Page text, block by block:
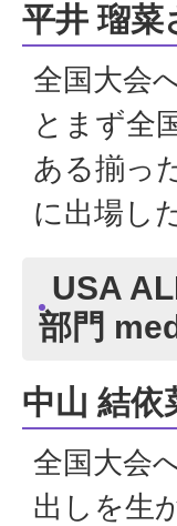
平井 瑠菜
全国大会
とまず全
ある揃っ
に出場し
USA
部門
中山 結依
全国大会
出しを生